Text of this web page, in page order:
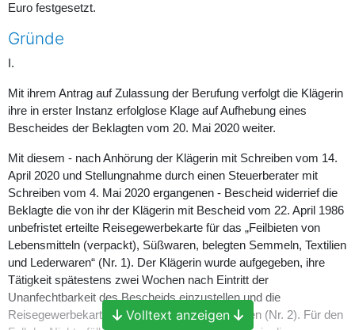
Euro festgesetzt.
Gründe
I.
Mit ihrem Antrag auf Zulassung der Berufung verfolgt die Klägerin
ihre in erster Instanz erfolglose Klage auf Aufhebung eines
Bescheides der Beklagten vom 20. Mai 2020 weiter.
Mit diesem - nach Anhörung der Klägerin mit Schreiben vom 14.
April 2020 und Stellungnahme durch einen Steuerberater mit
Schreiben vom 4. Mai 2020 ergangenen - Bescheid widerrief die
Beklagte die von ihr der Klägerin mit Bescheid vom 22. April 1986
unbefristet erteilte Reisegewerbekarte für das „Feilbieten von
Lebensmitteln (verpackt), Süßwaren, belegten Semmeln, Textilien
und Lederwaren“ (Nr. 1). Der Klägerin wurde aufgegeben, ihre
Tätigkeit spätestens zwei Wochen nach Eintritt der
Unanfechtbarkeit des Bescheids einzustellen und die
Reisegewerbekarte bei der Beklagten abzugeben (Nr. 2). Für den
Volltext anzeigen